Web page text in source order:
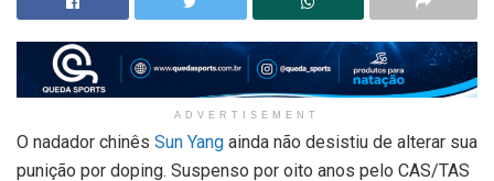
ADVERTISEMENT
O nadador chinês Sun Yang ainda não desistiu de alterar sua
punição por doping. Suspenso por oito anos pelo CAS/TAS